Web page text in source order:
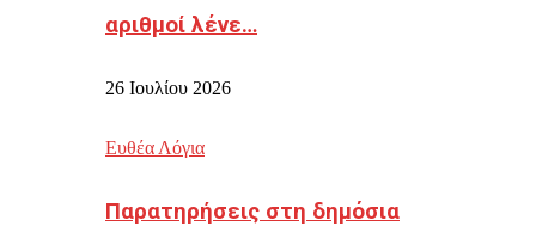
αριθμοί λένε…
26 Ιουλίου 2026
Ευθέα Λόγια
Παρατηρήσεις στη δημόσια